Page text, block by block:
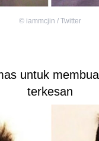
© iammcjin / Twitter
untuk
terkesan